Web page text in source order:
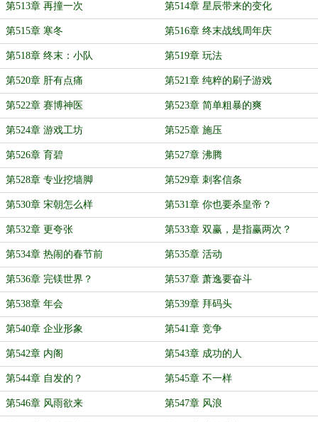
第513章 再撞一次 第514章 星辰带来的变化
第515章 寒冬 第516章 终末战线周年庆
第518章 终末：小队 第519章 玩法
第520章 肝有点痛 第521章 纯粹的刷子游戏
第522章 赛博神医 第523章 简单粗暴的爽
第524章 游戏工坊 第525章 施压
第526章 育碧 第527章 沸腾
第528章 专业挖墙脚 第529章 刺客信条
第530章 宋朝怎么样 第531章 你也要杀皇帝？
第532章 更夸张 第533章 双赢，是指赢两次？
第534章 热闹的春节前 第535章 活动
第536章 完镁世界？ 第537章 萧逸要奋斗
第538章 年会 第539章 拜码头
第540章 企业形象 第541章 竞争
第542章 内阁 第543章 成功的人
第544章 自发的？ 第545章 不一样
第546章 风雨欲来 第547章 风浪